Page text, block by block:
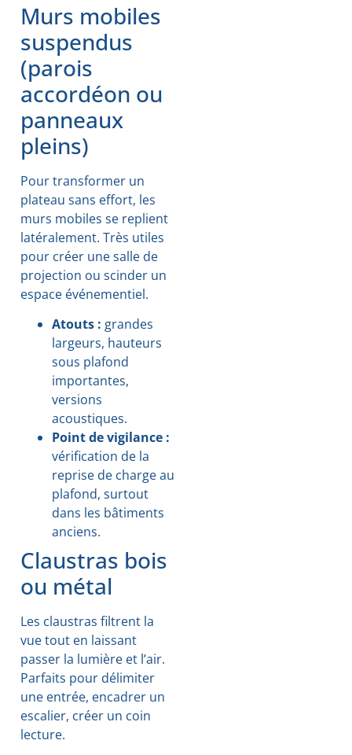
Murs mobiles
suspendus
(parois
accordéon ou
panneaux
pleins)
Pour transformer un
plateau sans effort, les
murs mobiles se replient
latéralement. Très utiles
pour créer une salle de
projection ou scinder un
espace événementiel.
Atouts : grandes
largeurs, hauteurs
sous plafond
importantes,
versions
acoustiques.
Point de vigilance :
vérification de la
reprise de charge au
plafond, surtout
dans les bâtiments
anciens.
Claustras bois
ou métal
Les claustras filtrent la
vue tout en laissant
passer la lumière et l’air.
Parfaits pour délimiter
une entrée, encadrer un
escalier, créer un coin
lecture.